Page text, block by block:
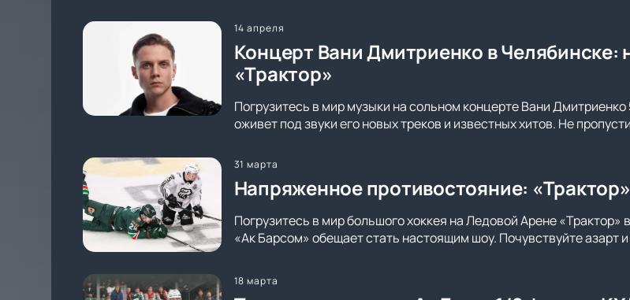
14 апреля
Концерт Вани Дмитриенко в Челябинске:
«Трактор»
Погрузитесь в мир музыки на сольном концерте Вани
оживет под звуки его новых треков и известных хитов. Не
31 марта
Напряженное противостояние:
Погрузитесь в мир большого хоккея на Ледовой Арене
«Ак Барсом» обещает стать настоящим шоу. Почувствуйте азарт
18 марта